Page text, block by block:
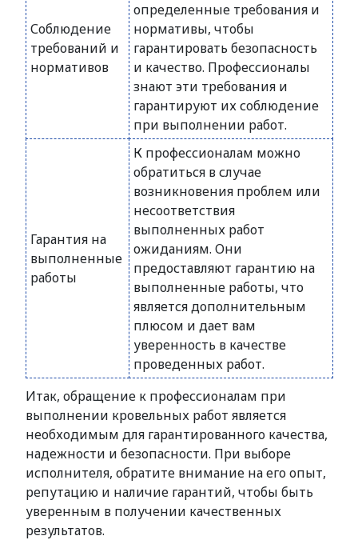
Соблюдение
требований и
нормативов
определенные требования и
нормативы, чтобы
гарантировать безопасность
и качество. Профессионалы
знают эти требования и
гарантируют их соблюдение
при выполнении работ.
Гарантия на
выполненные
работы
К профессионалам можно
обратиться в случае
возникновения проблем или
несоответствия
выполненных работ
ожиданиям. Они
предоставляют гарантию на
выполненные работы, что
является дополнительным
плюсом и дает вам
уверенность в качестве
проведенных работ.
Итак, обращение к профессионалам при
выполнении кровельных работ является
необходимым для гарантированного качества,
надежности и безопасности. При выборе
исполнителя, обратите внимание на его опыт,
репутацию и наличие гарантий, чтобы быть
уверенным в получении качественных
результатов.